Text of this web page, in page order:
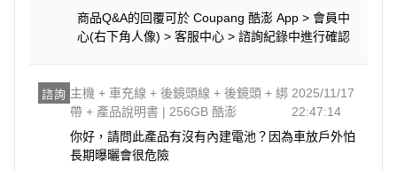
商品Q&A的回覆可於 Coupang 酷澎 App > 會員中
心(右下角人像) > 客服中心 > 諮詢紀錄中進行確認
諮詢 主機 + 車充線 + 後鏡頭線 + 後鏡頭 + 綁
帶 + 產品說明書 | 256GB 酷澎
2025/11/17
22:47:14
你好，請問此產品有沒有內建電池？因為車放戶外怕
長期曝曬會很危險